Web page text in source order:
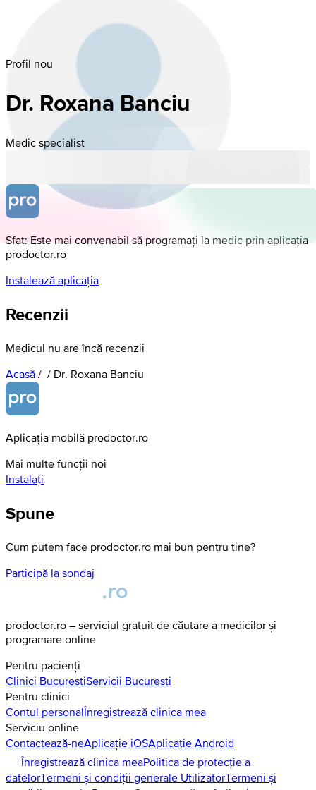
Profil nou
Dr. Roxana Banciu
Medic specialist
Sfat: Este mai convenabil să programați la medic prin aplicația
prodoctor.ro
Instalează aplicația
Recenzii
Medicul nu are încă recenzii
Acasă / / Dr. Roxana Banciu
Aplicația mobilă prodoctor.ro
Mai multe funcții noi
Instalați
Spune
Cum putem face prodoctor.ro mai bun pentru tine?
Participă la sondaj
prodoctor.ro – serviciul gratuit de căutare a medicilor și
programare online
Pentru pacienți
Clinici BucurestiServicii Bucuresti
Pentru clinici
Contul personalÎnregistrează clinica mea
Serviciu online
Contactează-neAplicație iOSAplicație Android
Înregistrează clinica meaPolitica de protecție a
datelorTermeni și condiții generale UtilizatorTermeni și